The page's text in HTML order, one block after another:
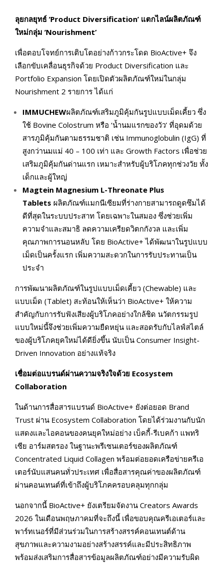
ลุยกลยุทธ์ ‘Product Diversification’ แตกไลน์ผลิตภัณฑ์
ใหม่กลุ่ม ‘Nourishment’
เพื่อตอบโจทย์การเติบโตอย่างก้าวกระโดด BioActive+ จึง
เลือกขับเคลื่อนธุรกิจด้วย Product Diversification และ
Portfolio Expansion โดยเปิดตัวผลิตภัณฑ์ใหม่ในกลุ่ม
Nourishment 2 รายการ ได้แก่
IMMUCHEWผลิตภัณฑ์เสริมภูมิคุ้มกันรูปแบบเม็ดเคี้ยว ซึ่ง
ใช้ Bovine Colostrum หรือ ‘น้ำนมแรกของวัว’ ที่อุดมด้วย
สารภูมิคุ้มกันตามธรรมชาติ เช่น Immunoglobulin (IgG) ที่
สูงกว่านมแม่ 40 – 100 เท่า และ Growth Factors เพื่อช่วย
เสริมภูมิคุ้มกันด่านแรก เหมาะสำหรับผู้บริโภคทุกช่วงวัย ทั้ง
เด็กและผู้ใหญ่
Magtein Magnesium L-Threonate Plus
Tablets ผลิตภัณฑ์แมกนีเซียมที่ร่างกายสามารถดูดซึมได้
ดีที่สุดในระบบประสาท โดยเฉพาะในสมอง ซึ่งช่วยเพิ่ม
ความจำและสมาธิ ลดความเครียดวิตกกังวล และเพิ่ม
คุณภาพการนอนหลับ โดย BioActive+ ได้พัฒนาในรูปแบบ
เม็ดเป็นครั้งแรก เพิ่มความสะดวกในการรับประทานเป็น
ประจำ
การพัฒนาผลิตภัณฑ์ในรูปแบบเม็ดเคี้ยว (Chewable) และ
แบบเม็ด (Tablet) สะท้อนให้เห็นว่า BioActive+ ให้ความ
สำคัญกับการรับฟังเสียงผู้บริโภคอย่างใกล้ชิด นวัตกรรมรูป
แบบใหม่นี้จึงช่วยเพิ่มความยืดหยุ่น และสอดรับกับไลฟ์สไตล์
ของผู้บริโภคยุคใหม่ได้ดียิ่งขึ้น นับเป็น Consumer Insight-
Driven Innovation อย่างแท้จริง
เชื่อมต่อแบรนด์ผ่านความจริงใจด้วย Ecosystem
Collaboration
ในด้านการสื่อสารแบรนด์ BioActive+ ยังต่อยอด Brand
Trust ผ่าน Ecosystem Collaboration โดยได้ร่วมงานกับนัก
แสดงและไอคอนของคนยุคใหม่อย่าง เบ็คกี้-รีเบคก้า แพทริ
เซีย อาร์มสตรอง ในฐานะพรีเซนเตอร์ของผลิตภัณฑ์
Concentrated Liquid Collagen พร้อมต่อยอดเครือข่ายครีเอ
เตอร์นับแสนคนทั่วประเทศ เพื่อสื่อสารคุณค่าของผลิตภัณฑ์
ผ่านคอนเทนต์ที่เข้าถึงผู้บริโภคครอบคลุมทุกกลุ่ม
นอกจากนี้ BioActive+ ยังเตรียมจัดงาน Creators Awards
2026 ในเดือนพฤษภาคมที่จะถึงนี้ เพื่อขอบคุณครีเอเตอร์และ
พาร์ทเนอร์ที่มีส่วนร่วมในการสร้างสรรค์คอนเทนต์ด้าน
สุขภาพและความงามอย่างสร้างสรรค์และมีประสิทธิภาพ
พร้อมส่งเสริมการสื่อสารข้อมูลผลิตภัณฑ์อย่างมีความรับผิด